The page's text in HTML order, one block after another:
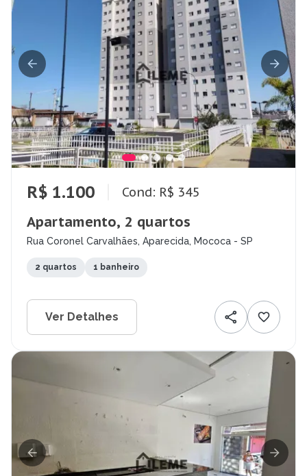
R$ 1.100 Cond: R$ 345
Apartamento, 2 quartos
Rua Coronel Carvalhães, Aparecida, Mococa - SP
2 quartos 1 banheiro
Ver Detalhes